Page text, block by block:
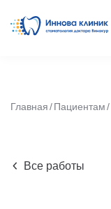
Главная Пациентам
Все работы